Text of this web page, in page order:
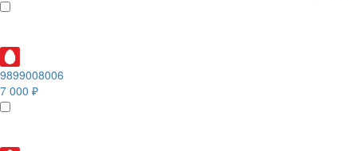
9899008006
7 000 ₽